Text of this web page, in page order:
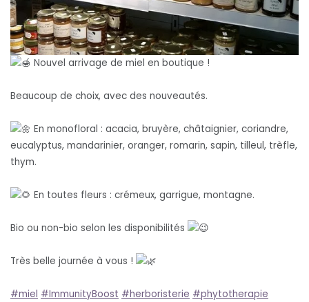
Nouvel arrivage de miel en boutique !
Beaucoup de choix, avec des nouveautés.
En monofloral : acacia, bruyère, châtaignier, coriandre,
eucalyptus, mandarinier, oranger, romarin, sapin, tilleul, trèfle,
thym.
En toutes fleurs : crémeux, garrigue, montagne.
Bio ou non-bio selon les disponibilités
Très belle journée à vous !
#miel #ImmunityBoost #herboristerie #phytotherapie